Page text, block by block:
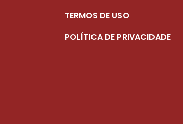
TERMOS DE USO
POLÍTICA DE PRIVACIDADE